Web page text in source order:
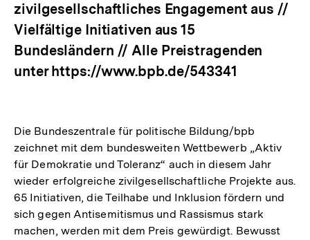
zivilgesellschaftliches Engagement aus //
Vielfältige Initiativen aus 15
Bundesländern // Alle Preistragenden
unter https://www.bpb.de/543341
Die Bundeszentrale für politische Bildung/bpb
zeichnet mit dem bundesweiten Wettbewerb „Aktiv
für Demokratie und Toleranz“ auch in diesem Jahr
wieder erfolgreiche zivilgesellschaftliche Projekte aus.
65 Initiativen, die Teilhabe und Inklusion fördern und
sich gegen Antisemitismus und Rassismus stark
machen, werden mit dem Preis gewürdigt. Bewusst